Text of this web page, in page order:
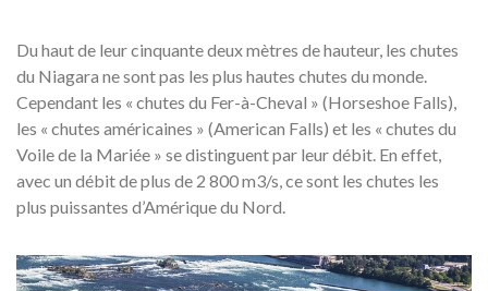
Du haut de leur cinquante deux mètres de hauteur, les chutes
du Niagara ne sont pas les plus hautes chutes du monde.
Cependant les « chutes du Fer-à-Cheval » (Horseshoe Falls),
les « chutes américaines » (American Falls) et les « chutes du
Voile de la Mariée » se distinguent par leur débit. En effet,
avec un débit de plus de 2 800 m3/s, ce sont les chutes les
plus puissantes d’Amérique du Nord.